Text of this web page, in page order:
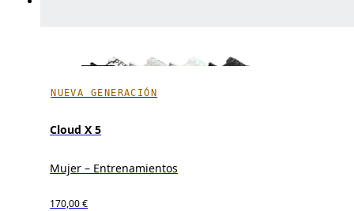
NUEVA GENERACIÓN
Cloud X 5
Mujer – Entrenamientos
170,00 €